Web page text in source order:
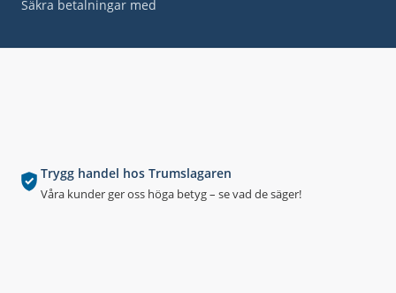
Trygg handel hos Trumslagaren
Våra kunder ger oss höga betyg – se vad de säger!
Säkra betalningar med